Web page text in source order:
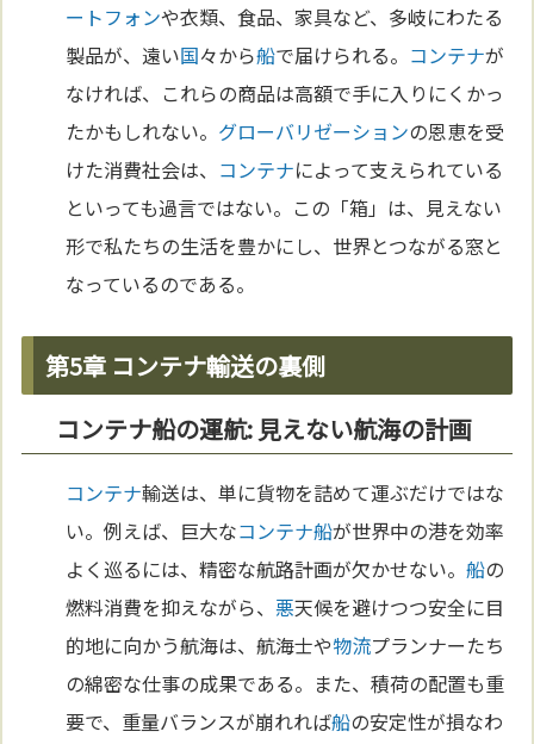
ートフォンや衣類、食品、家具など、多岐にわたる
製品が、遠い国々から船で届けられる。 コンテナが
なければ、これらの商品は高額で手に入りにくかっ
たかもしれない。 グローバリゼーションの恩恵を受
けた消費社会は、 コンテナによって支えられている
といっても過言ではない。この「箱」は、見えない
形で私たちの生活を豊かにし、世界とつながる窓と
なっているのである。
第5章 コンテナ輸送の裏側
コンテナ船の運航: 見えない航海の計画
コンテナ輸送は、単に貨物を詰めて運ぶだけではな
い。例えば、巨大なコンテナ船が世界中の港を効率
よく巡るには、精密な航路計画が欠かせない。船の
燃料消費を抑えながら、悪天候を避けつつ安全に目
的地に向かう航海は、航海士や物流プランナーたち
の綿密な仕事の成果である。また、積荷の配置も重
要で、重量バランスが崩れれば船の安定性が損なわ